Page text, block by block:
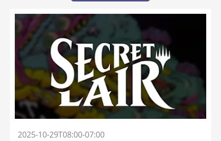
2025-10-29T08:00-07:00